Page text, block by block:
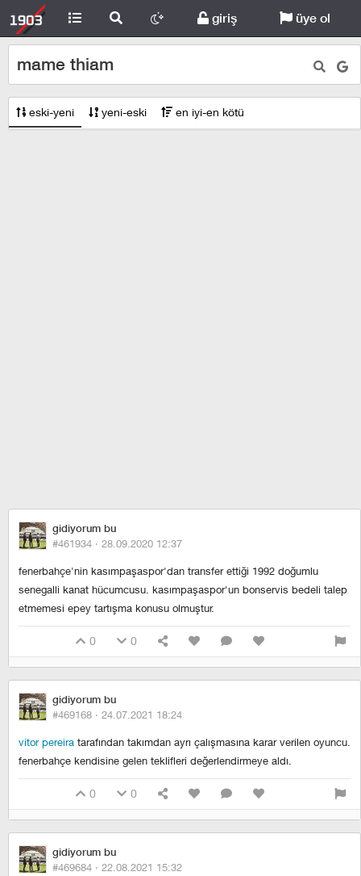
giriş üye ol
mame thiam
eski-yeni yeni-eski en iyi-en kötü
gidiyorum bu
#461934 · 28.09.2020 12:37
fenerbahçe'nin kasımpaşaspor'dan transfer ettiği 1992 doğumlu
senegalli kanat hücumcusu. kasımpaşaspor'un bonservis bedeli talep
etmemesi epey tartışma konusu olmuştur.
0 0
gidiyorum bu
#469168 · 24.07.2021 18:24
vitor pereira tarafından takımdan ayrı çalışmasına karar verilen oyuncu.
fenerbahçe kendisine gelen teklifleri değerlendirmeye aldı.
0 0
gidiyorum bu
#469684 · 22.08.2021 15:32